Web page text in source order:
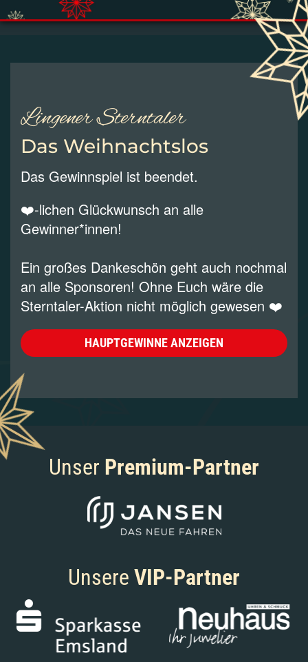
Lingener Sterntaler
Das Weihnachtslos
Das Gewinnspiel ist beendet.
❤️-lichen Glückwunsch an alle
Gewinner*innen!
Ein großes Dankeschön geht auch nochmal
an alle Sponsoren! Ohne Euch wäre die
Sterntaler-Aktion nicht möglich gewesen ❤️
HAUPTGEWINNE ANZEIGEN
Unser Premium-Partner
Unsere VIP-Partner